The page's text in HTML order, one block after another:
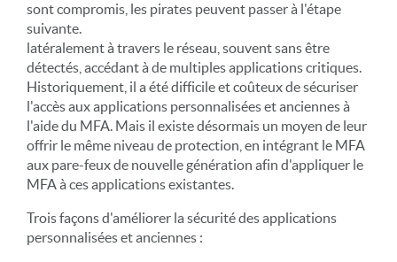
sont compromis, les pirates peuvent passer à l'étape
suivante.
latéralement à travers le réseau, souvent sans être
détectés, accédant à de multiples applications critiques.
Historiquement, il a été difficile et coûteux de sécuriser
l'accès aux applications personnalisées et anciennes à
l'aide du MFA. Mais il existe désormais un moyen de leur
offrir le même niveau de protection, en intégrant le MFA
aux pare-feux de nouvelle génération afin d'appliquer le
MFA à ces applications existantes.
Trois façons d'améliorer la sécurité des applications
personnalisées et anciennes :